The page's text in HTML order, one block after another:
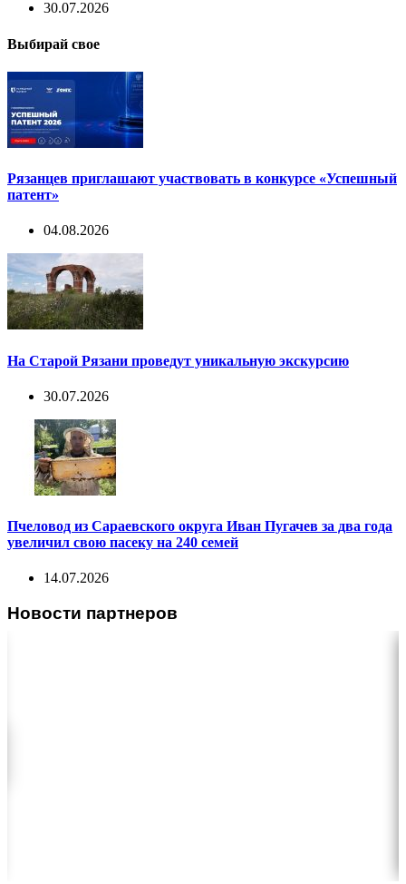
30.07.2026
Выбирай свое
Рязанцев приглашают участвовать в конкурсе «Успешный
патент»
04.08.2026
На Старой Рязани проведут уникальную экскурсию
30.07.2026
Пчеловод из Сараевского округа Иван Пугачев за два года
увеличил свою пасеку на 240 семей
14.07.2026
Новости партнеров